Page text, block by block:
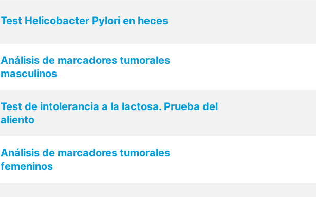
Test Helicobacter Pylori en heces
Análisis de marcadores tumorales
masculinos
Test de intolerancia a la lactosa. Prueba del
aliento
Análisis de marcadores tumorales
femeninos